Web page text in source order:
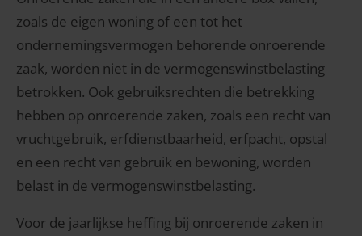
zoals de eigen woning of een tot het
ondernemingsvermogen behorende onroerende
zaak, worden niet in de vermogenswinstbelasting
betrokken. Ook gebruiksrechten die betrekking
hebben op onroerende zaken, zoals een recht van
vruchtgebruik, erfdienstbaarheid, erfpacht, opstal
en een recht van gebruik en bewoning, worden
belast in de vermogenswinstbelasting.
Voor de jaarlijkse heffing bij onroerende zaken in